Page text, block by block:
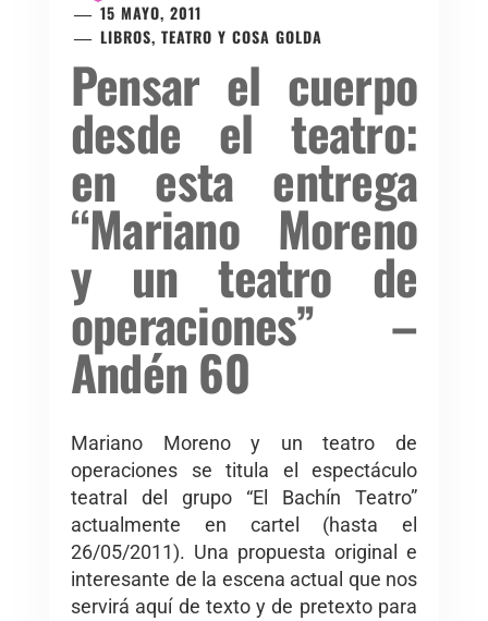
15 MAYO, 2011
LIBROS, TEATRO Y COSA GOLDA
Pensar el cuerpo
desde el teatro:
en esta entrega
“Mariano Moreno
y un teatro de
operaciones” –
Andén 60
Mariano Moreno y un teatro de
operaciones se titula el espectáculo
teatral del grupo “El Bachín Teatro”
actualmente en cartel (hasta el
26/05/2011). Una propuesta original e
interesante de la escena actual que nos
servirá aquí de texto y de pretexto para